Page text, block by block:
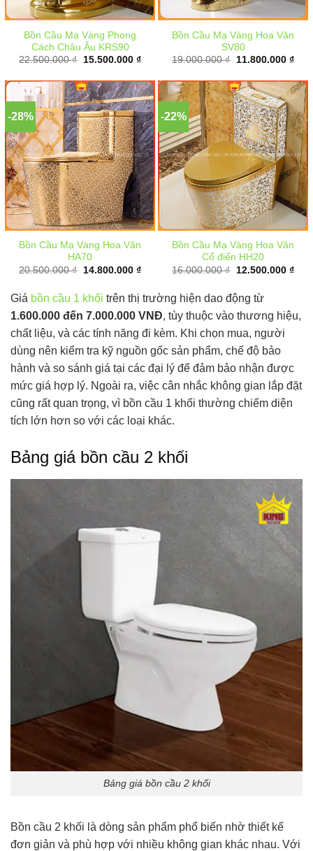
Bồn Cầu Mạ Vàng Phong
Cách Châu Âu KRS90
22.500.000₫
Giá
22.500.000 ₫.
15.500.000 ₫Giá
là:
15.500.000 ₫.
Bồn Cầu Mạ Vàng Hoa Văn
SV80
19.000.000₫
Giá
19.000.000 ₫.
11.800.000 ₫Giá
là:
-28%
Bồn Cầu Mạ Vàng Hoa Văn
HA70
20.500.000₫
Giá
20.500.000 ₫.
14.800.000 ₫Giá
là:
14.800.000 ₫.
-22%
Bồn Cầu Mạ Vàng Hoa Văn
Cổ điển HH20
16.000.000₫
Giá
16.000.000 ₫.
12.500.000 ₫Giá
Giá bồn cầu 1 khối trên thị trường hiện dao động từ
1.600.000 đến 7.000.000 VNĐ, tùy thuộc vào thương hiệu,
chất liệu, và các tính năng đi kèm. Khi chọn mua, người
dùng nên kiểm tra kỹ nguồn gốc sản phẩm, chế độ bảo
hành và so sánh giá tại các đại lý để đảm bảo nhận được
mức giá hợp lý. Ngoài ra, việc cân nhắc không gian lắp đặt
cũng rất quan trọng, vì bồn cầu 1 khối thường chiếm diện
tích lớn hơn so với các loại khác.
Bảng giá bồn cầu 2 khối
Bảng giá bồn cầu 2 khối
Bồn cầu 2 khối là dòng sản phẩm phổ biến nhờ thiết kế
đơn giản và phù hợp với nhiều không gian khác nhau. Với